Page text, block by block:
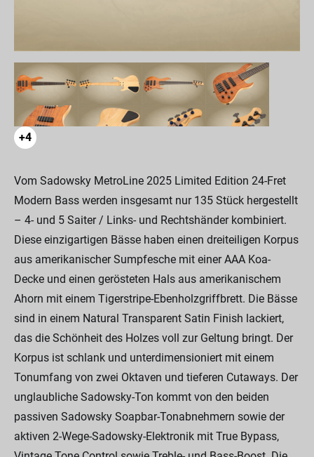
+4
Vom Sadowsky MetroLine 2025 Limited Edition 24-Fret
Modern Bass werden insgesamt nur 135 Stück hergestellt
– 4- und 5 Saiter / Links- und Rechtshänder kombiniert.
Diese einzigartigen Bässe haben einen dreiteiligen Korpus
aus amerikanischer Sumpfesche mit einer AAA Koa-
Decke und einen gerösteten Hals aus amerikanischem
Ahorn mit einem Tigerstripe-Ebenholzgriffbrett. Die Bässe
sind in einem Natural Transparent Satin Finish lackiert,
das die Schönheit des Holzes voll zur Geltung bringt. Der
Korpus ist schlank und unterdimensioniert mit einem
Tonumfang von zwei Oktaven und tieferen Cutaways. Der
unglaubliche Sadowsky-Ton kommt von den beiden
passiven Sadowsky Soapbar-Tonabnehmern sowie der
aktiven 2-Wege-Sadowsky-Elektronik mit True Bypass,